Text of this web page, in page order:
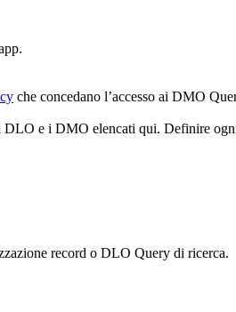
che concedano l’accesso ai DMO
DLO e i DMO elencati qui. Definire
record o DLO Query di ricerca.